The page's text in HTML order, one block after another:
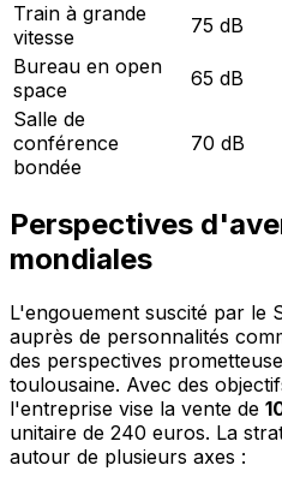
Train à grande
vitesse
75 dB
Bureau en open
space
65 dB
Salle de
conférence
bondée
70 dB
Perspectives
mondiales
L'engouement suscité par le
auprès de personnalités
des perspectives
toulousaine. Avec des
l'entreprise vise la vente de
unitaire de 240 euros. La
autour de plusieurs axes :